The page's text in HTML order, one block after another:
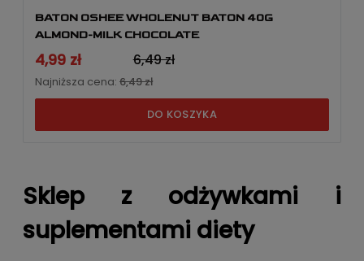
BATON OSHEE WHOLENUT BATON 40G
ALMOND-MILK CHOCOLATE
4,99 zł 6,49 zł
Najniższa cena: 6,49 zł
DO KOSZYKA
Sklep z odżywkami i
suplementami diety